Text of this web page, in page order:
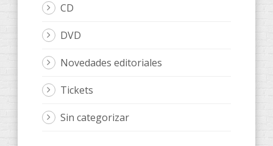
CD
DVD
Novedades editoriales
Tickets
Sin categorizar